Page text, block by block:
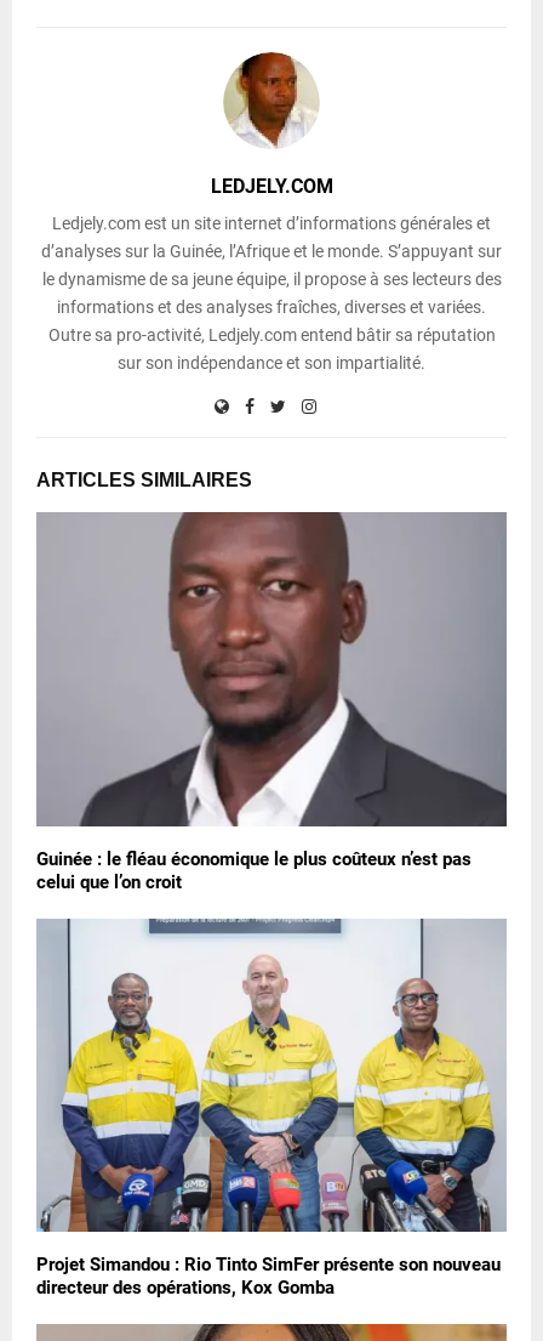
LEDJELY.COM
Ledjely.com est un site internet d’informations générales et
d’analyses sur la Guinée, l’Afrique et le monde. S’appuyant sur
le dynamisme de sa jeune équipe, il propose à ses lecteurs des
informations et des analyses fraîches, diverses et variées.
Outre sa pro-activité, Ledjely.com entend bâtir sa réputation
sur son indépendance et son impartialité.
ARTICLES SIMILAIRES
Guinée : le fléau économique le plus coûteux n’est pas
celui que l’on croit
Projet Simandou : Rio Tinto SimFer présente son nouveau
directeur des opérations, Kox Gomba